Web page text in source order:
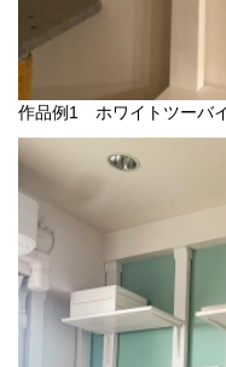
作品例1 ホワイトツーバ